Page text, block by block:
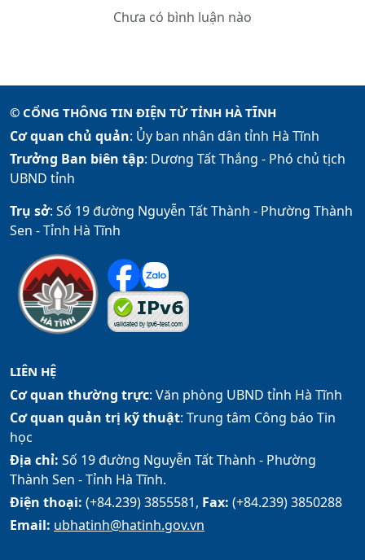
Chưa có bình luận nào
© CỔNG THÔNG TIN ĐIỆN TỬ TỈNH HÀ TĨNH
Cơ quan chủ quản: Ủy ban nhân dân tỉnh Hà Tĩnh
Trưởng Ban biên tập: Dương Tất Thắng - Phó chủ tịch
UBND tỉnh
Trụ sở: Số 19 đường Nguyễn Tất Thành - Phường Thành
Sen - Tỉnh Hà Tĩnh
LIÊN HỆ
Cơ quan thường trực: Văn phòng UBND tỉnh Hà Tĩnh
Cơ quan quản trị kỹ thuật: Trung tâm Công báo Tin
học
Địa chỉ: Số 19 đường Nguyễn Tất Thành - Phường
Thành Sen - Tỉnh Hà Tĩnh.
Điện thoại: (+84.239) 3855581, Fax: (+84.239) 3850288
Email: ubhatinh@hatinh.gov.vn